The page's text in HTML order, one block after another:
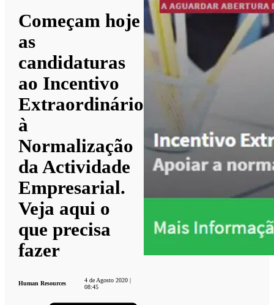
Começam hoje
as
candidaturas
ao Incentivo
Extraordinário
à
Normalização
da Actividade
Empresarial.
Veja aqui o
que precisa
fazer
Human Resources
4 de Agosto 2020 |
08:45